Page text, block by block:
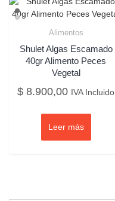
Alimentos
Shulet Algas Escamado
40gr Alimento Peces
Vegetal
$ 8.900,00 IVA Incluido
Leer más